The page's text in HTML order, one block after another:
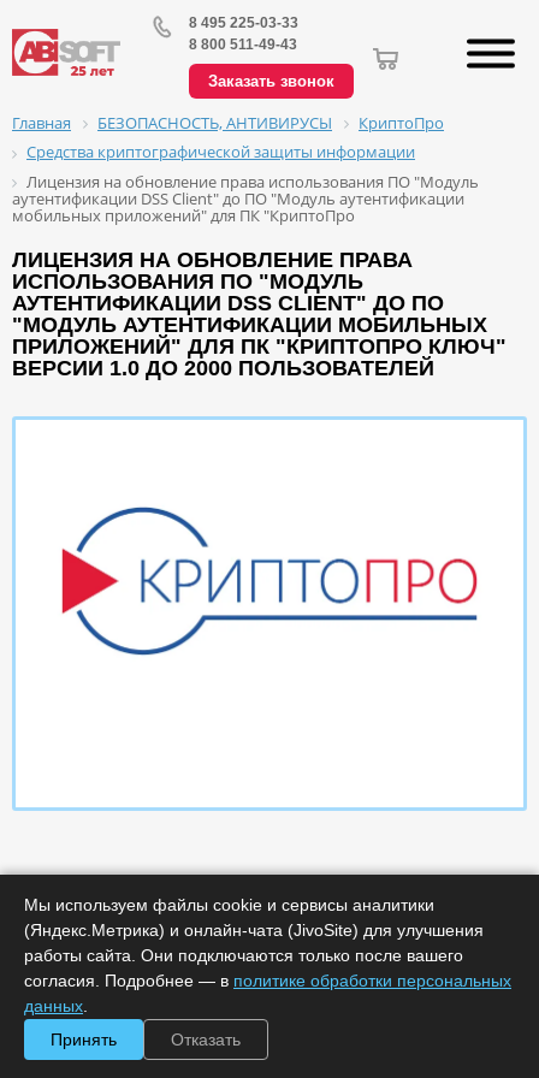
8 495 225-03-33
8 800 511-49-43
Заказать звонок
Главная БЕЗОПАСНОСТЬ, АНТИВИРУСЫ
КриптоПро
Средства криптографической защиты информации
Лицензия на обновление права использования ПО "Модуль
аутентификации DSS Client" до ПО "Модуль аутентификации
мобильных приложений" для ПК "КриптоПро
ЛИЦЕНЗИЯ НА ОБНОВЛЕНИЕ ПРАВА
ИСПОЛЬЗОВАНИЯ ПО "МОДУЛЬ
АУТЕНТИФИКАЦИИ DSS CLIENT" ДО ПО
"МОДУЛЬ АУТЕНТИФИКАЦИИ МОБИЛЬНЫХ
ПРИЛОЖЕНИЙ" ДЛЯ ПК "КРИПТОПРО КЛЮЧ"
ВЕРСИИ 1.0 ДО 2000 ПОЛЬЗОВАТЕЛЕЙ
Характеристики
Срок поставки, дней :
Минимальное количество лицензий :
Мы используем файлы cookie и сервисы аналитики
(Яндекс.Метрика) и онлайн-чата (JivoSite) для улучшения
работы сайта. Они подключаются только после вашего
согласия. Подробнее — в политике обработки персональных
данных
Принять
Отказать